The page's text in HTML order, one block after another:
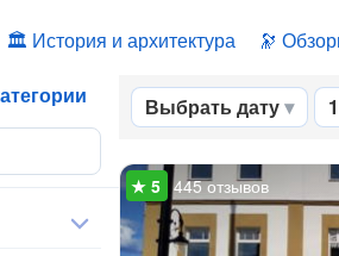
История и архитектура
Выбрать дату
445 отзывов